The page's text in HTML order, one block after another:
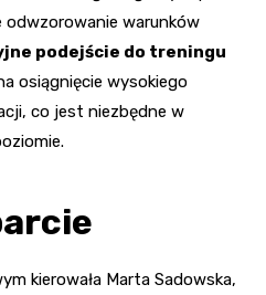
warunków
podejście do treningu
osiągnięcie wysokiego
co jest niezbędne w
kierowała Marta Sadowska,